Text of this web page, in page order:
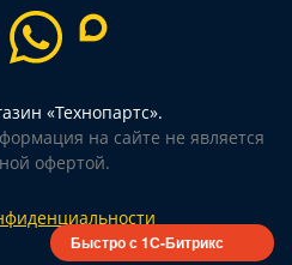
«Технопартс».
на сайте не является
офертой.
Быстро с 1С-Битрикс